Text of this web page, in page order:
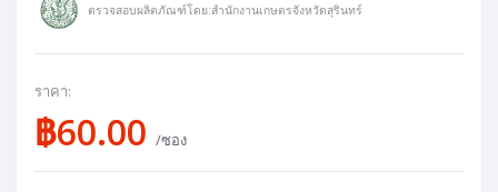
ตรวจสอบผลิตภัณฑ์โดย:สำนักงานเกษตรจังหวัดสุรินทร์
ราคา:
฿60.00 /ซอง